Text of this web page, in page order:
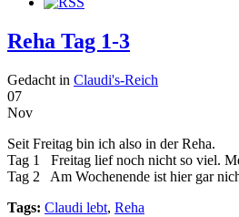
Reha Tag 1-3
Gedacht in Claudi's-Reich
07
Nov
Seit Freitag bin ich also in der Reha.
Tag 1 Freitag lief noch nicht so viel.
Tag 2 Am Wochenende ist hier gar
Tags: Claudi lebt, Reha